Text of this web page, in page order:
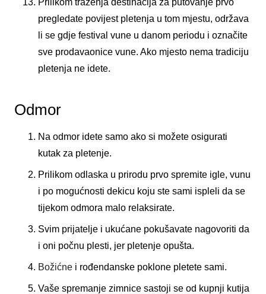
Prilikom traženja destinacija za putovanje prvo
pregledate povijest pletenja u tom mjestu, održava
li se gdje festival vune u danom periodu i označite
sve prodavaonice vune. Ako mjesto nema tradiciju
pletenja ne idete.
Odmor
Na odmor idete samo ako si možete osigurati
kutak za pletenje.
Prilikom odlaska u prirodu prvo spremite igle, vunu
i po mogućnosti dekicu koju ste sami ispleli da se
tijekom odmora malo relaksirate.
Svim prijatelje i ukućane pokušavate nagovoriti da
i oni počnu plesti, jer pletenje opušta.
Božićne i rođendanske poklone pletete sami.
Vaše spremanje zimnice sastoji se od kupnji kutija